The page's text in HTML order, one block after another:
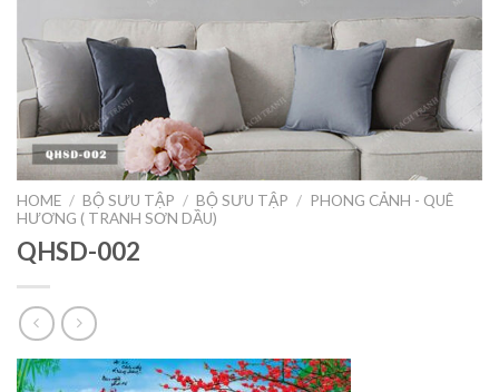
HOME / BỘ SƯU TẬP / BỘ SƯU TẬP / PHONG CẢNH - QUÊ
HƯƠNG ( TRANH SƠN DẦU)
QHSD-002